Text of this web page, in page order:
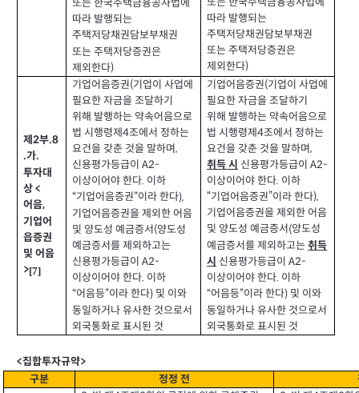
또는 한국주택금융공사법에
따라 발행되는
주택저당채권담보부채권
또는 주택저당증권은
제외한다)
따라 발행되는
주택저당채권담보부채권
또는 주택저당증권은
제외한다)
제2부.8
.가.
투자대
상<
어음,
기업어
읍증권
및 어음
>[7]
기업어음증권(기업이 사업에
필요한 자금을 조달하기
위해 발행하는 약속어음으로
법 시행령제4조에서 정하는
요건을 갖춘 것을 말하며,
신용평가등급이 A2-
이상이어야 한다. 이하
“기업어음증권”이라 한다),
기업어음증권을 제외한 어음
및 양도성 예금증서(양도성
예금증서를 제외하고는
신용평가등급이 A2-
이상이어야 한다. 이하
“어음등”이라 한다) 및 이와
동일하거나 유사한 것으로서
외국통화로 표시된 것
기업어음증권(기업이 사업에
필요한 자금을 조달하기
위해 발행하는 약속어음으로
법 시행령제4조에서 정하는
요건을 갖춘 것을 말하며,
취득 시 신용평가등급이 A2-
이상이어야 한다. 이하
“기업어음증권”이라 한다),
기업어음증권을 제외한 어음
및 양도성 예금증서(양도성
예금증서를 제외하고는취득
시 신용평가등급이 A2-
이상이어야 한다. 이하
“어음등”이라 한다) 및 이와
동일하거나 유사한 것으로서
외국통화로 표시된 것
<집합투자규약>
구분
정정 전